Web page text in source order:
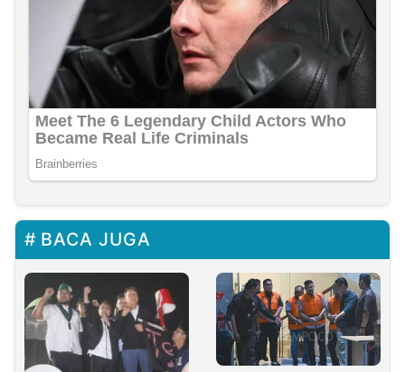
BACA JUGA